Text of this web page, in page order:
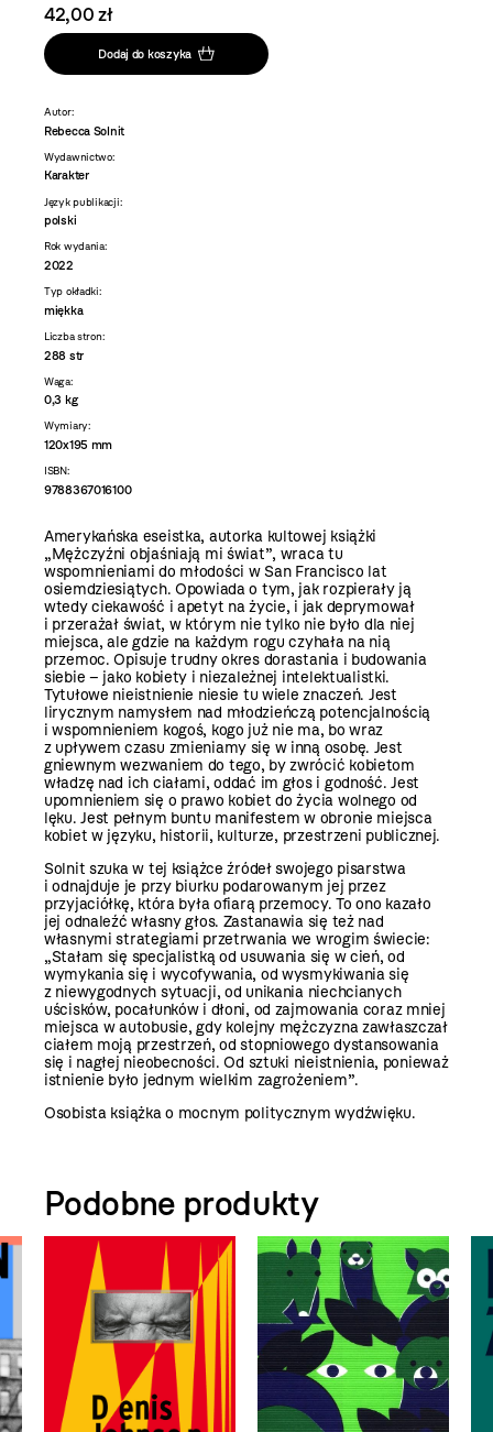
42,00 zł
Dodaj do koszyka
Autor:
Rebecca Solnit
Wydawnictwo:
Karakter
Język publikacji:
polski
Rok wydania:
2022
Typ okładki:
miękka
Liczba stron:
288 str
Waga:
0,3 kg
Wymiary:
120x195 mm
ISBN:
9788367016100
Amerykańska eseistka, autorka kultowej książki
„Mężczyźni objaśniają mi świat”, wraca tu
wspomnieniami do młodości w San Francisco lat
osiemdziesiątych. Opowiada o tym, jak rozpierały ją
wtedy ciekawość i apetyt na życie, i jak deprymował
i przerażał świat, w którym nie tylko nie było dla niej
miejsca, ale gdzie na każdym rogu czyhała na nią
przemoc. Opisuje trudny okres dorastania i budowania
siebie – jako kobiety i niezależnej intelektualistki.
Tytułowe nieistnienie niesie tu wiele znaczeń. Jest
lirycznym namysłem nad młodzieńczą potencjalnością
i wspomnieniem kogoś, kogo już nie ma, bo wraz
z upływem czasu zmieniamy się w inną osobę. Jest
gniewnym wezwaniem do tego, by zwrócić kobietom
władzę nad ich ciałami, oddać im głos i godność. Jest
upomnieniem się o prawo kobiet do życia wolnego od
lęku. Jest pełnym buntu manifestem w obronie miejsca
kobiet w języku, historii, kulturze, przestrzeni publicznej.
Solnit szuka w tej książce źródeł swojego pisarstwa
i odnajduje je przy biurku podarowanym jej przez
przyjaciółkę, która była ofiarą przemocy. To ono kazało
jej odnaleźć własny głos. Zastanawia się też nad
własnymi strategiami przetrwania we wrogim świecie:
„Stałam się specjalistką od usuwania się w cień, od
wymykania się i wycofywania, od wysmykiwania się
z niewygodnych sytuacji, od unikania niechcianych
uścisków, pocałunków i dłoni, od zajmowania coraz mniej
miejsca w autobusie, gdy kolejny mężczyzna zawłaszczał
ciałem moją przestrzeń, od stopniowego dystansowania
się i nagłej nieobecności. Od sztuki nieistnienia, ponieważ
istnienie było jednym wielkim zagrożeniem”.
Osobista książka o mocnym politycznym wydźwięku.
Podobne produkty